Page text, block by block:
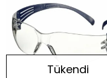
Tükendi